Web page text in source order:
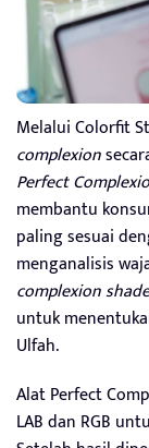
Melalui Colorfit
complexion
Perfect
membantu
paling sesuai
menganalisis
complexion
untuk
Ulfah.
Alat Perfect
LAB dan RGB